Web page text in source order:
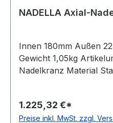
NADELLA Axial-
Innen 180mm Außen
Gewicht 1,05kg
Nadelkranz Material
1.225,32 €*
Preise inkl. MwSt. zzgl.